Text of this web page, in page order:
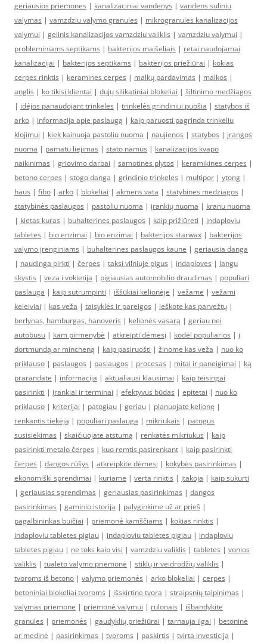
geriausios priemones | kanalizaciniai vandenys | vandens suliniu
valymas | vamzdziu valymo granules | mikrogranules kanalizacijos
valymui | gelinis kanalizacijos vamzdziu valiklis | vamzdziu valymui |
probleminiams septikams | bakterijos maišeliais | retai naudojamai
kanalizacijai | bakterijos septikams | bakterijos priežiūrai | kokias
cerpes rinktis | keramines cerpes | malkų pardavimas | malkos |
anglis | ko tikisi klientai | dujų silikatiniai blokeliai | šiltinimo medžiagos
| idėjos panaudojant trinkeles | trinkelės grindiniui puošia | statybos iš
arko | informacija apie paslaugą | kaip paruosti pagrinda trinkeliu
klojimui | kiek kainuoja pastoliu nuoma | naujienos | statybos | įrangos
nuoma | pamatu liejimas | stato namus | kanalizacijos kvapo
naikinimas | griovimo darbai | samotines plytos | keramikines cerpes |
betono cerpes | stogo danga | grindinio trinkeles | multipor | ytong |
haus | fibo | arko | blokeliai | akmens vata | statybines medziagos |
statybinės paslaugos | pastoliu nuoma | įrankių nuoma | kranu nuoma
| kietas kuras | buhalterines paslaugos | kaip prižiūrėti | indaploviu
tabletes | bio enzimai | bio enzimai | bakterijos starwax | bakterijos
valymo įrenginiams | buhalterines paslaugos kaune | geriausia danga
| naudinga pirkti | čerpės | taksi vilniuje pigus | indaploves | langu
skystis | veza i vokietija | pigiausias automobilio draudimas | populiari
paslauga | kaip sutrumpinti | iššūkiai kelionėje | vežame | vežami
keleiviai | kas veža | taisyklės ir pareigos | ieškote kas parvežtų |
berlynas, hamburgas, hanoveris | kelionės vasarą | geriau nei
autobusu | kam pirmenybė | atkreipti dėmesį | kodėl populiarios | į
dortmundą ar mincheną | kaip pasiruošti | žinome kas veža | nuo ko
priklauso | paslaugos | paslaugos | procesas | mitai ir paneigimai | ką
prarandate | informacija | aktualiausi klausimai | kaip teisingai
pasirinkti | įrankiai ir terminai | efektyvus būdas | epitetai | nuo ko
priklauso | kriterijai | patogiau | geriau | planuojate kelionę |
renkantis tiekėją | populiari paslauga | mikriukais | patogus
susisiekimas | skaičiuojate atstumą | renkatės mikriukus | kaip
pasirinkti metalo čerpes | kuo remtis pasirenkant | kaip pasirinkti
čerpes | dangos rūšys | atkreipkite dėmesį | kokybės pasirinkimas |
ekonomiški sprendimai | kuriame | verta rinktis | įtakoja | kaip sukurti
| geriausias sprendimas | geriausias pasirinkimas | dangos
pasirinkimas | gaminio istorija | palyginkime už ar prieš |
pagalbininkas buičiai | priemonė kamščiams | kokias rinktis |
indaploviu tabletes pigiau | indaploviu tabletes pigiau | indaploviu
tabletes pigiau | ne toks kaip visi | vamzdziu valiklis | tabletes | vonios
valiklis | tualeto valymo priemonė | stiklų ir veidrodžių valiklis |
tvoroms iš betono | valymo priemonės | arko blokeliai | cerpes |
betoniniai blokeliai tvoroms | išskirtinė tvora | straipsnių talpinimas |
valymas priemone | priemonė valymui | rulonais | išbandykite
granules | priemonės | gaudyklių priežiūrai | tarnauja ilgai | betoninė
ar medinė | pasirinkimas | tvoroms | paskirtis | tvirta investicija |